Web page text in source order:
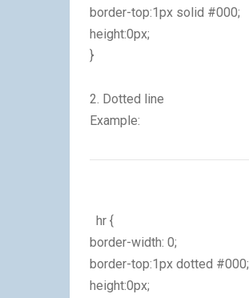
border-top:1px solid #000;
height:0px;
}
2. Dotted line
Example:
hr {
border-width: 0;
border-top:1px dotted #000;
height:0px;